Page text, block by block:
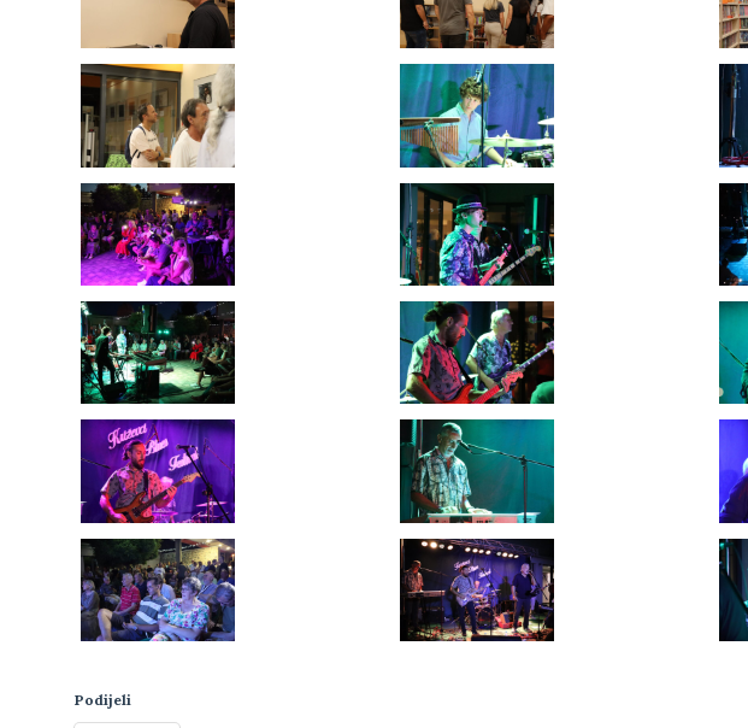
Podijeli